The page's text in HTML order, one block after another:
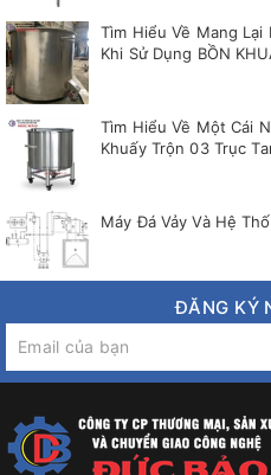
Tìm Hiểu Về Mang Lại
Khi Sử Dụng BỒN
Tìm Hiểu Về Một Cái
Khuấy Trộn 03 Trục
Máy Đá Vảy Và Hệ
ĐĂNG KÝ